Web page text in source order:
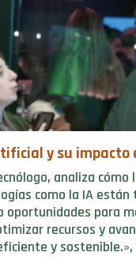
y su impacto
analiza cómo
como la IA
oportunidades para
recursos y
y sostenible.»,